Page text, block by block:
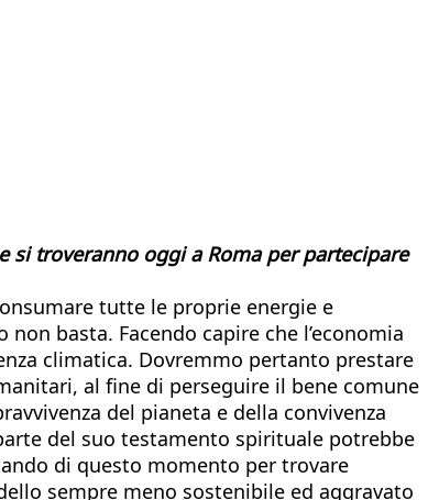
si troveranno oggi a Roma per partecipare
tutte le proprie energie e
basta. Facendo capire che l’economia
climatica. Dovremmo pertanto prestare
al fine di perseguire il bene comune
del pianeta e della convivenza
del suo testamento spirituale potrebbe
di questo momento per trovare
sempre meno sostenibile ed aggravato